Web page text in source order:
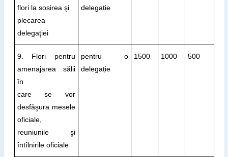
flori la sosirea şi
plecarea
delegaţiei
delegație
9. Flori pentru
amenajarea sălii
în
care se vor
desfăşura mesele
oficiale,
reuniunile şi
întîlnirile oficiale
pentru o
delegație
1500 1000 500